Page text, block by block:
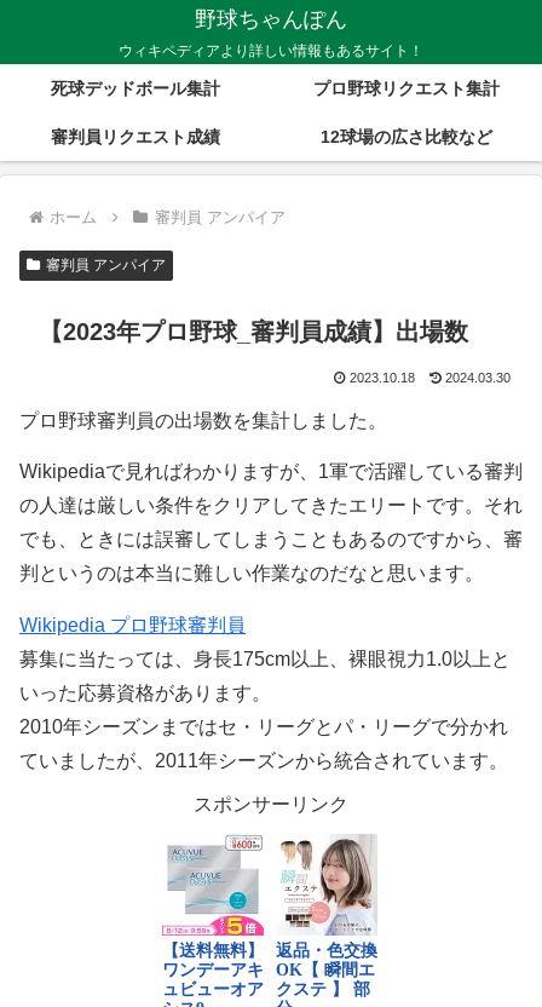
野球ちゃんぽん
ウィキペディアより詳しい情報もあるサイト！
死球デッドボール集計 プロ野球リクエスト集計
審判員リクエスト成績 12球場の広さ比較など
ホーム 審判員 アンパイア
審判員 アンパイア
【2023年プロ野球_審判員成績】出場数
2023.10.18 2024.03.30
プロ野球審判員の出場数を集計しました。
Wikipediaで見ればわかりますが、1軍で活躍している審判
の人達は厳しい条件をクリアしてきたエリートです。それ
でも、ときには誤審してしまうこともあるのですから、審
判というのは本当に難しい作業なのだなと思います。
Wikipedia プロ野球審判員
募集に当たっては、身長175cm以上、裸眼視力1.0以上と
いった応募資格があります。
2010年シーズンまではセ・リーグとパ・リーグで分かれ
ていましたが、2011年シーズンから統合されています。
スポンサーリンク